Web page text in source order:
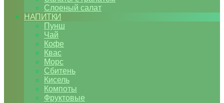
Слоеный салат
НАПИТКИ
Пунш
Чай
Кофе
Квас
Морс
Сбитень
Кисель
Компоты
Фруктовые